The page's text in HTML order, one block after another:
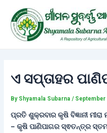
content
ଏ ସପ୍ତାହର
By Shyamala Subarna/ September
ପ୍ରତି ଶୁକ୍ରବାର କୃଷି ବିଜ୍ଞାନୀ
– କୃଷି ପାଣିପାଗର ସ୍ଵତନ୍ତ୍ର
navigation